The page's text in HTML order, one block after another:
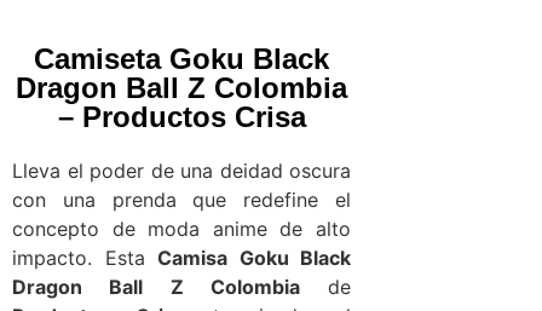
Camiseta Goku Black
Dragon Ball Z Colombia
– Productos Crisa
Lleva el poder de una deidad oscura
con una prenda que redefine el
concepto de moda anime de alto
impacto. Esta Camisa Goku Black
Dragon Ball Z Colombiade